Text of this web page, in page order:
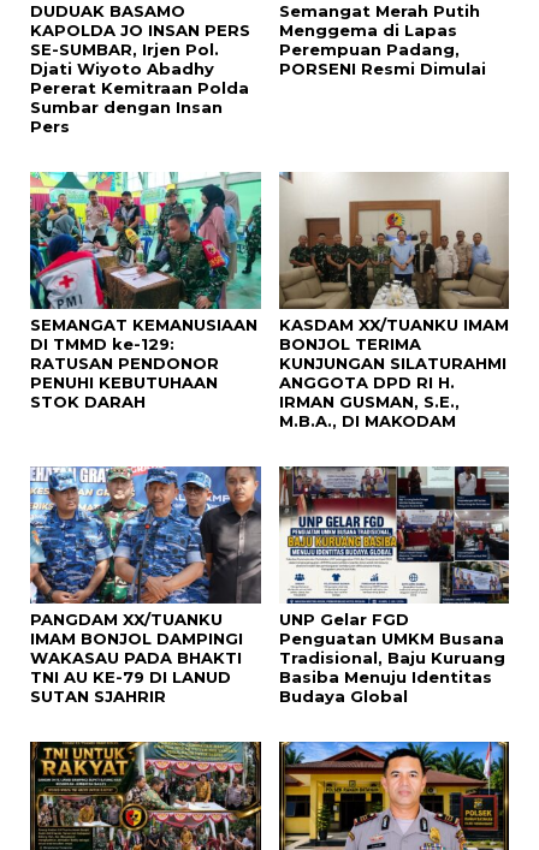
DUDUAK BASAMO
KAPOLDA JO INSAN PERS
SE-SUMBAR, Irjen Pol.
Djati Wiyoto Abadhy
Pererat Kemitraan Polda
Sumbar dengan Insan
Pers
Semangat Merah Putih
Menggema di Lapas
Perempuan Padang,
PORSENI Resmi Dimulai
SEMANGAT KEMANUSIAAN
DI TMMD ke-129:
RATUSAN PENDONOR
PENUHI KEBUTUHAAN
STOK DARAH
KASDAM XX/TUANKU IMAM
BONJOL TERIMA
KUNJUNGAN SILATURAHMI
ANGGOTA DPD RI H.
IRMAN GUSMAN, S.E.,
M.B.A., DI MAKODAM
PANGDAM XX/TUANKU
IMAM BONJOL DAMPINGI
WAKASAU PADA BHAKTI
TNI AU KE-79 DI LANUD
SUTAN SJAHRIR
UNP Gelar FGD
Penguatan UMKM Busana
Tradisional, Baju Kuruang
Basiba Menuju Identitas
Budaya Global